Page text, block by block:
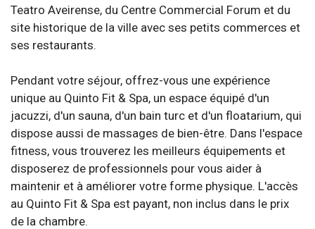
Teatro Aveirense, du Centre Commercial Forum et du
site historique de la ville avec ses petits commerces et
ses restaurants.
Pendant votre séjour, offrez-vous une expérience
unique au Quinto Fit & Spa, un espace équipé d'un
jacuzzi, d'un sauna, d'un bain turc et d'un floatarium, qui
dispose aussi de massages de bien-être. Dans l'espace
fitness, vous trouverez les meilleurs équipements et
disposerez de professionnels pour vous aider à
maintenir et à améliorer votre forme physique. L'accès
au Quinto Fit & Spa est payant, non inclus dans le prix
de la chambre.